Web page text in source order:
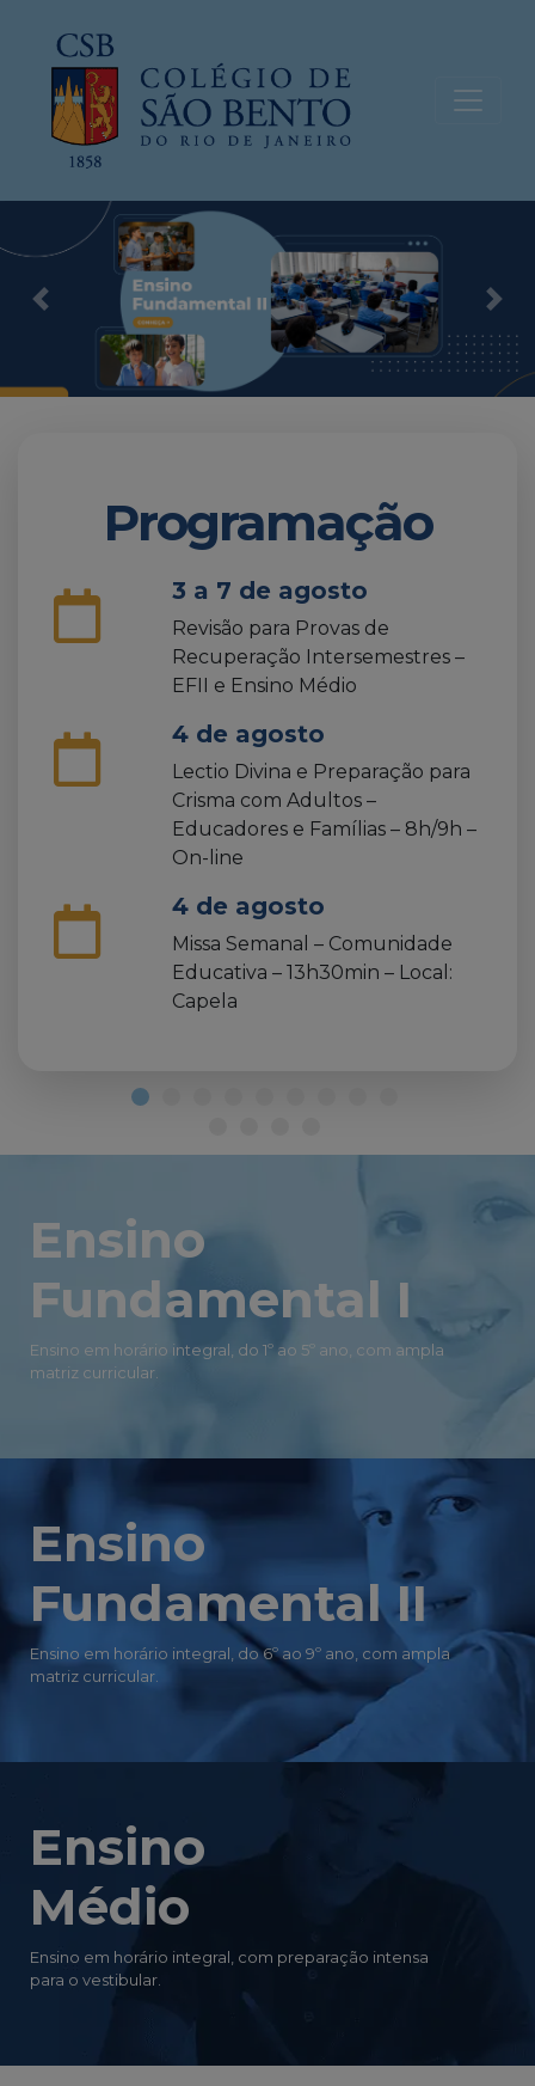
Previous
Programação
5 de agosto
Aula de Campo – Parque da
Catacumba – Turmas: 161 e 163
Missa e Confraternização pelo
Dia dos Pais – 9h – Local: Igreja
Abacial
10 a 14 de agosto
Intersemestres – EFII
Ensino
Fundamental I
Ensino em horário integral, do 1º ao 5º ano, com ampla
matriz curricular.
Ensino
Fundamental II
Ensino em horário integral, do 6º ao 9º ano, com ampla
matriz curricular.
Ensino
Médio
Ensino em horário integral, com preparação intensa
para o vestibular.